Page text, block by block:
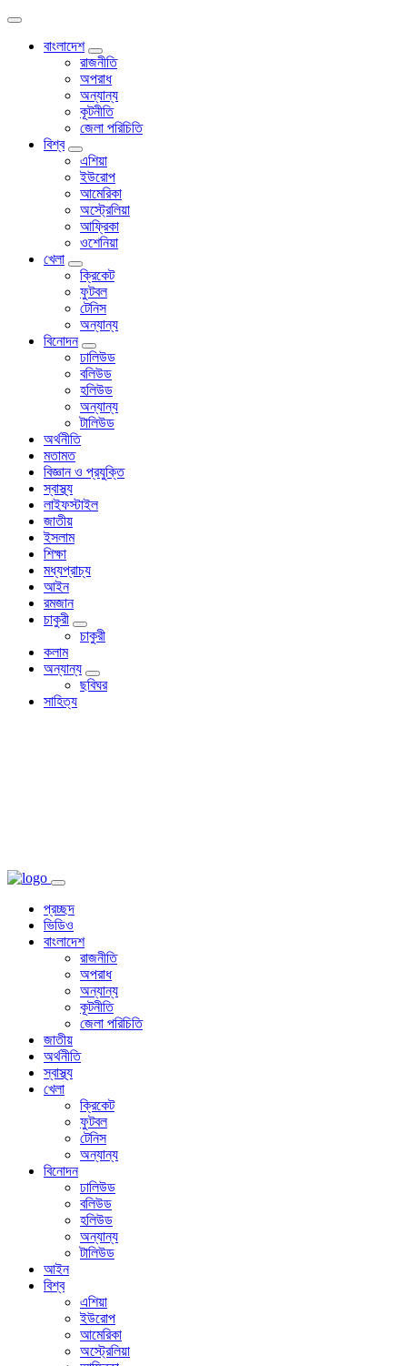
বাংলাদেশ
রাজনীতি
অপরাধ
অন্যান্য
কূটনীতি
জেলা পরিচিতি
বিশ্ব
এশিয়া
ইউরোপ
আমেরিকা
অস্ট্রেলিয়া
আফ্রিকা
ওশেনিয়া
খেলা
ক্রিকেট
ফুটবল
টেনিস
অন্যান্য
বিনোদন
ঢালিউড
বলিউড
হলিউড
অন্যান্য
টালিউড
অর্থনীতি
মতামত
বিজ্ঞান ও প্রযুক্তি
স্বাস্থ্য
লাইফস্টাইল
জাতীয়
ইসলাম
শিক্ষা
মধ্যপ্রাচ্য
আইন
রমজান
চাকুরী
চাকুরী
কলাম
অন্যান্য
ছবিঘর
সাহিত্য
প্রচ্ছদ
ভিডিও
বাংলাদেশ
রাজনীতি
অপরাধ
অন্যান্য
কূটনীতি
জেলা পরিচিতি
জাতীয়
অর্থনীতি
স্বাস্থ্য
খেলা
ক্রিকেট
ফুটবল
টেনিস
অন্যান্য
বিনোদন
ঢালিউড
বলিউড
হলিউড
অন্যান্য
টালিউড
আইন
বিশ্ব
এশিয়া
ইউরোপ
আমেরিকা
অস্ট্রেলিয়া